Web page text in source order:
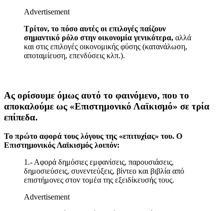
Advertisement
Τρίτον, το πόσο αυτές οι επιλογές παίζουν
σημαντικό ρόλο στην οικονομία γενικότερα, αλλά
και στις επιλογές οικονομικής φύσης (κατανάλωση,
αποταμίευση, επενδύσεις κλπ.).
Ας ορίσουμε όμως αυτό το φαινόμενο, που το
αποκαλούμε ως «Επιστημονικό Λαϊκισμό» σε τρία
επίπεδα.
Το πρώτο αφορά τους λόγους της «επιτυχίας» του. Ο
Επιστημονικός Λαϊκισμός λοιπόν:
1.- Αφορά δημόσιες εμφανίσεις, παρουσιάσεις,
δημοσιεύσεις, συνεντεύξεις, βίντεο και βιβλία από
επιστήμονες στον τομέα της εξειδίκευσής τους.
Advertisement